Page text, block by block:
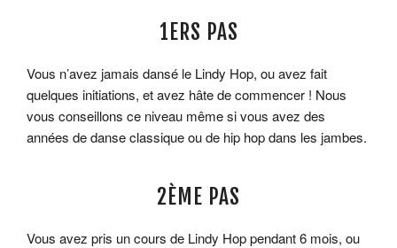
1ERS PAS
Vous n’avez jamais dansé le Lindy Hop, ou avez fait
quelques initiations, et avez hâte de commencer ! Nous
vous conseillons ce niveau même si vous avez des
années de danse classique ou de hip hop dans les jambes.
2ÈME PAS
Vous avez pris un cours de Lindy Hop pendant 6 mois, ou